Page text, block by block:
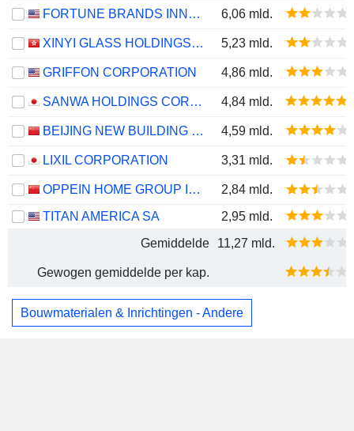
FORTUNE BRANDS INNOVATIONS, INC. 6,06 mld.
XINYI GLASS HOLDINGS LIMITED 5,23 mld.
GRIFFON CORPORATION 4,86 mld.
SANWA HOLDINGS CORPORATION 4,84 mld.
BEIJING NEW BUILDING MATERIALS PUBLIC LIMITED COMPANY 4,59 mld.
LIXIL CORPORATION 3,31 mld.
OPPEIN HOME GROUP INC.
2,84 mld.
TITAN AMERICA SA
2,95 mld.
Gemiddelde
11,27 mld.
Gewogen gemiddelde per kap.
Bouwmaterialen & Inrichtingen - Andere